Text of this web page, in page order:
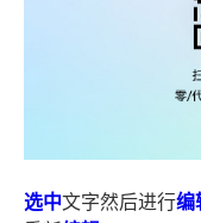
选中文字然后进行编